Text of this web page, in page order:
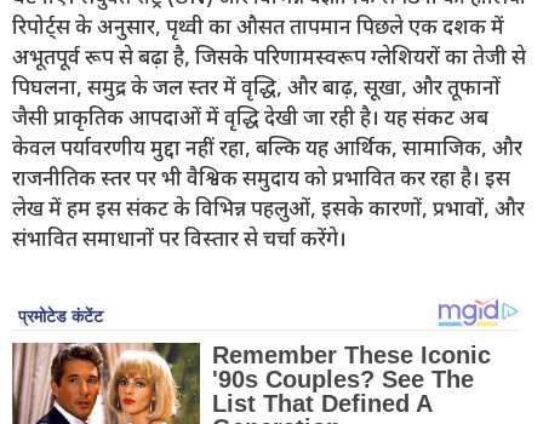
रिपोर्ट्स के अनुसार, पृथ्वी का औसत तापमान पिछले एक दशक में
अभूतपूर्व रूप से बढ़ा है, जिसके परिणामस्वरूप ग्लेशियरों का तेजी से
पिघलना, समुद्र के जल स्तर में वृद्धि, और बाढ़, सूखा, और तूफानों
जैसी प्राकृतिक आपदाओं में वृद्धि देखी जा रही है। यह संकट अब
केवल पर्यावरणीय मुद्दा नहीं रहा, बल्कि यह आर्थिक, सामाजिक, और
राजनीतिक स्तर पर भी वैश्विक समुदाय को प्रभावित कर रहा है। इस
लेख में हम इस संकट के विभिन्न पहलुओं, इसके कारणों, प्रभावों, और
संभावित समाधानों पर विस्तार से चर्चा करेंगे।